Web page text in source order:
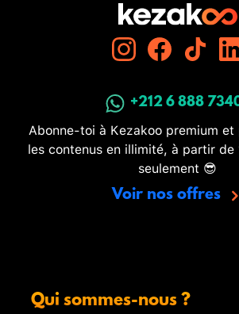
+212 6 888
Abonne-toi à Kezakoo premium
les contenus en illimité, à partir de
seulement 😎
Voir nos offres
Qui sommes-nous ?